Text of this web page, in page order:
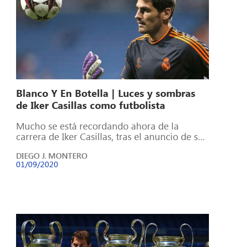
Blanco Y En Botella | Luces y sombras
de Iker Casillas como futbolista
Mucho se está recordando ahora de la
carrera de Iker Casillas, tras el anuncio de su
DIEGO J. MONTERO
01/09/2020